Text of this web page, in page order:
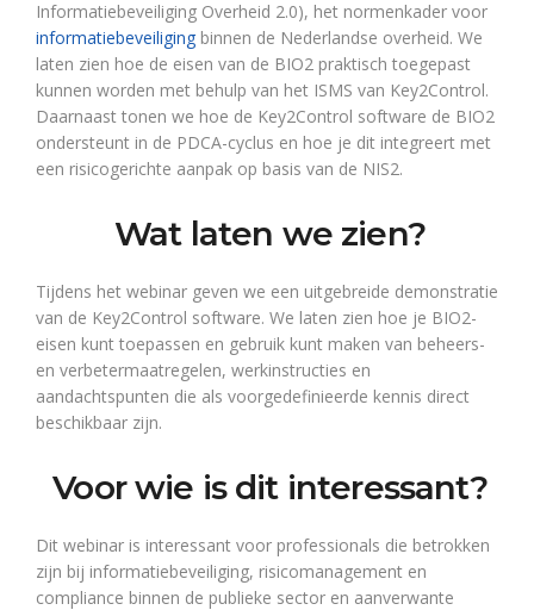
Informatiebeveiliging Overheid 2.0), het normenkader voor
informatiebeveiliging binnen de Nederlandse overheid. We
laten zien hoe de eisen van de BIO2 praktisch toegepast
kunnen worden met behulp van het ISMS van Key2Control.
Daarnaast tonen we hoe de Key2Control software de BIO2
ondersteunt in de PDCA-cyclus en hoe je dit integreert met
een risicogerichte aanpak op basis van de NIS2.
Wat laten we zien?
Tijdens het webinar geven we een uitgebreide demonstratie
van de Key2Control software. We laten zien hoe je BIO2-
eisen kunt toepassen en gebruik kunt maken van beheers-
en verbetermaatregelen, werkinstructies en
aandachtspunten die als voorgedefinieerde kennis direct
beschikbaar zijn.
Voor wie is dit interessant?
Dit webinar is interessant voor professionals die betrokken
zijn bij informatiebeveiliging, risicomanagement en
compliance binnen de publieke sector en aanverwante